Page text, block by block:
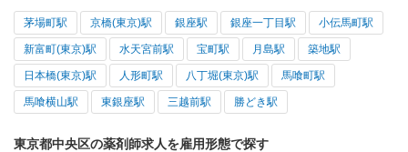
茅場町駅 京橋(東京)駅 銀座駅 銀座一丁目駅 小伝馬町駅
新富町(東京)駅 水天宮前駅 宝町駅 月島駅 築地駅
日本橋(東京)駅 人形町駅 八丁堀(東京)駅 馬喰町駅
馬喰横山駅 東銀座駅 三越前駅 勝どき駅
東京都中央区の薬剤師求人を雇用形態で探す